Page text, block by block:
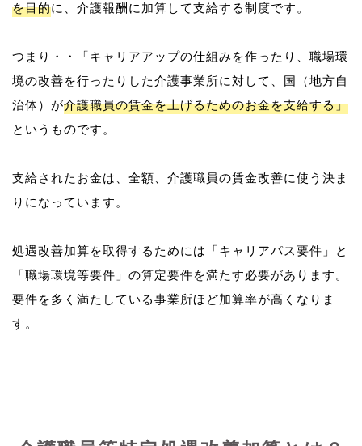
を目的に、介護報酬に加算して支給する制度です。
つまり・・「キャリアアップの仕組みを作ったり、職場環
境の改善を行ったりした介護事業所に対して、国（地方自
治体）が介護職員の賃金を上げるためのお金を支給する」
というものです。
支給されたお金は、全額、介護職員の賃金改善に使う決ま
りになっています。
処遇改善加算を取得するためには「キャリアパス要件」と
「職場環境等要件」の算定要件を満たす必要があります。
要件を多く満たしている事業所ほど加算率が高くなりま
す。